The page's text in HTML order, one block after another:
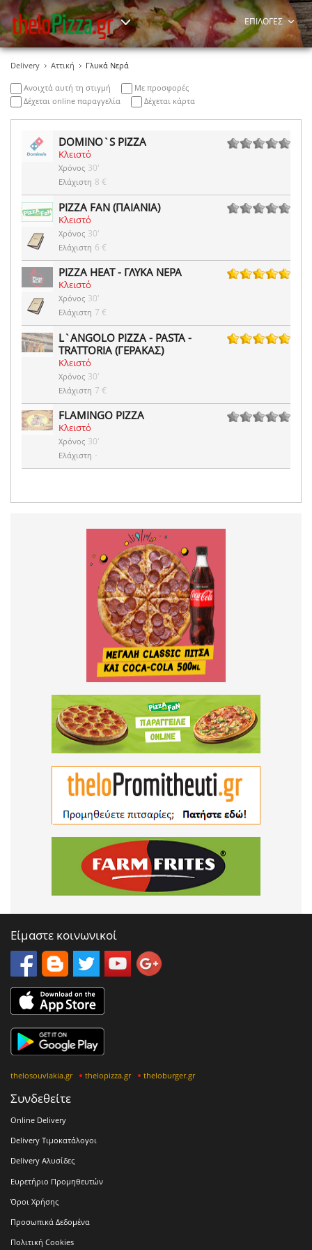
ΕΠΙΛΟΓΕΣ
Delivery Αττική Γλυκά Νερά
Ανοιχτά αυτή τη στιγμή
Με προσφορές
Δέχεται online παραγγελία
Δέχεται κάρτα
DOMINO`S PIZZA
Κλειστό
Χρόνος 30'
Ελάχιστη 8 €
PIZZA FAN (ΠΑΙΑΝΙΑ)
Κλειστό
Χρόνος 30'
Ελάχιστη 6 €
PIZZA HEAT - ΓΛΥΚΑ ΝΕΡΑ
Κλειστό
Χρόνος 30'
Ελάχιστη 7 €
L`ANGOLO PIZZA - PASTA -
TRATTORIA (ΓΕΡΑΚΑΣ)
Κλειστό
Χρόνος 30'
Ελάχιστη 7 €
FLAMINGO PIZZA
Κλειστό
Χρόνος 30'
Ελάχιστη -
Είμαστε κοινωνικοί
thelosouvlakia.gr thelopizza.gr theloburger.gr
Συνδεθείτε
Online Delivery
Delivery Τιμοκατάλογοι
Delivery Αλυσίδες
Ευρετήριο Προμηθευτών
Όροι Χρήσης
Προσωπικά Δεδομένα
Πολιτική Cookies